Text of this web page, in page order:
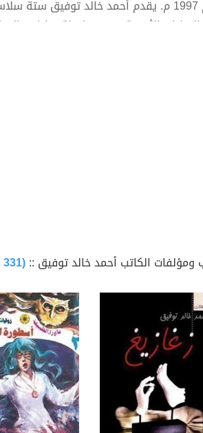
ومؤلفات الكاتب أحمد خالد توفيق ::(331 كتاب متاح للتحميل)